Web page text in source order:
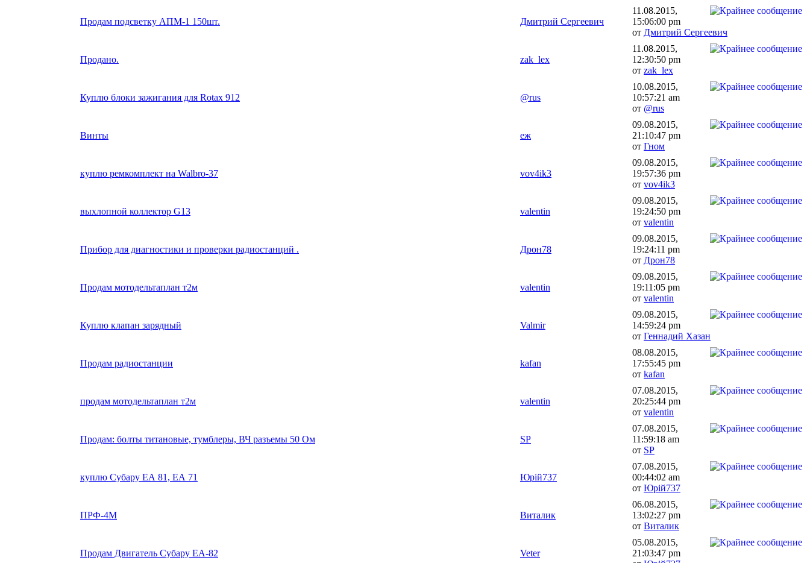
Продам подсветку АПМ-1 150шт. Дмитрий Сергеевич
11.08.2015,
15:06:00 pm
от Дмитрий Сергеевич
Продано. zak_lex
11.08.2015,
12:30:50 pm
от zak_lex
Куплю блоки зажигания для Rotax 912 @rus
10.08.2015,
10:57:21 am
от @rus
Винты еж
09.08.2015,
21:10:47 pm
от Гном
куплю ремкомплект на Walbro-37 vov4ik3
09.08.2015,
19:57:36 pm
от vov4ik3
выхлопной коллектор G13 valentin
09.08.2015,
19:24:50 pm
от valentin
Прибор для диагностики и проверки радиостанций . Дрон78
09.08.2015,
19:24:11 pm
от Дрон78
Продам мотодельтаплан т2м valentin
09.08.2015,
19:11:05 pm
от valentin
Куплю клапан зарядный Valmir
09.08.2015,
14:59:24 pm
от Геннадий Хазан
Продам радиостанции kafan
08.08.2015,
17:55:45 pm
от kafan
продам мотодельтаплан т2м valentin
07.08.2015,
20:25:44 pm
от valentin
Продам: болты титановые, тумблеры, ВЧ разъемы 50 Ом SP
07.08.2015,
11:59:18 am
от SP
куплю Субару ЕА 81, ЕА 71 Юрій737
07.08.2015,
00:44:02 am
от Юрій737
ПРФ-4М Виталик
06.08.2015,
13:02:27 pm
от Виталик
Продам Двигатель Субару ЕА-82 Veter
05.08.2015,
21:03:47 pm